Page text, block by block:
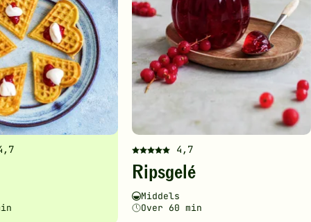
4,7
Denne
oppskriften
fått
5
Ripsgelé
Vanskelighetsgrad
Middels
Tilberedningstid
Over 60 min